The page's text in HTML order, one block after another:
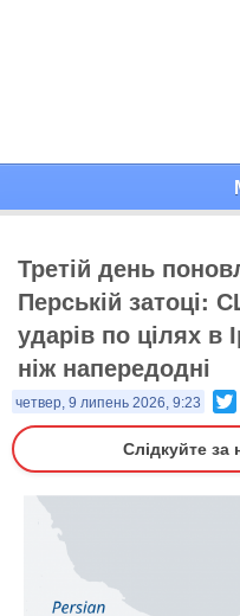
Третій день
Перській затоці:
ударів по цілях в
ніж напередодні
четвер, 9 липень 2026, 9:23
Слідкуйте за